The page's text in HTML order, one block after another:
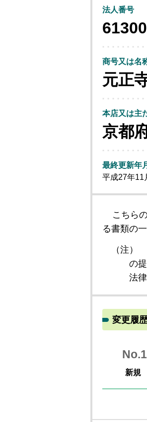
法人番号
商号又は名
元正
本店又は主
京都
最終更新年
平成27年11
こちら
る書類の
（注）
の
法律
変更履
No.1
新規